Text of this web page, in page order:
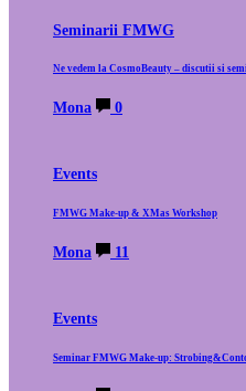
Seminarii FMWG
Ne vedem la CosmoBeauty – discutii si
Mona 0
Events
FMWG Make-up & XMas Workshop
Mona 11
Events
Seminar FMWG Make-up: